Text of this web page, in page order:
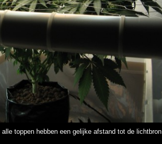
toppen hebben een gelijke afstand tot de lichtbron